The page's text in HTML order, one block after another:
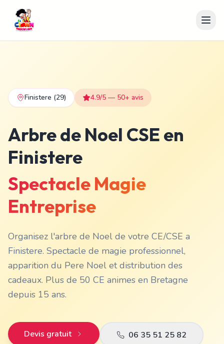
Finistere (29) 4.9/5 — 50+ avis
Arbre de Noel CSE en
Finistere
Spectacle Magie
Entreprise
Organisez l'arbre de Noel de votre CE/CSE a
Finistere. Spectacle de magie professionnel,
apparition du Pere Noel et distribution des
cadeaux. Plus de 50 CE animes en Bretagne
depuis 15 ans.
Devis gratuit 06 35 51 25 82